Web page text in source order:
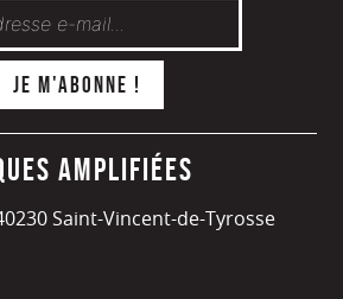
Amplifiées
Saint-Vincent-de-Tyrosse